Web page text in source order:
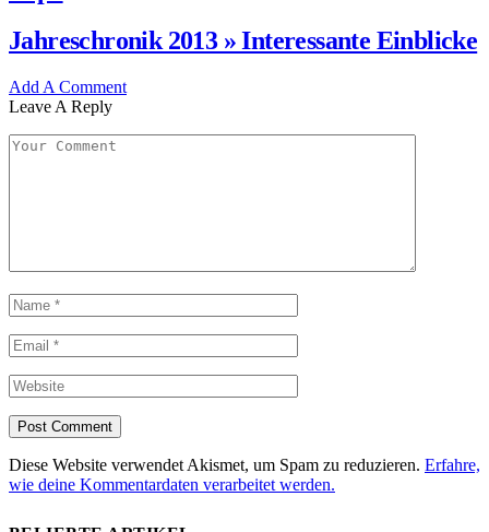
Jahreschronik 2013 » Interessante Einblicke
Add A Comment
Leave A Reply
Diese Website verwendet Akismet, um Spam zu reduzieren. Erfahre,
wie deine Kommentardaten verarbeitet werden.